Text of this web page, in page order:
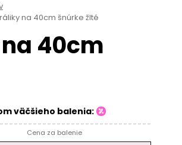
na 40cm šnúrke žlté
40cm
väčšieho balenia:
Cena za balenie